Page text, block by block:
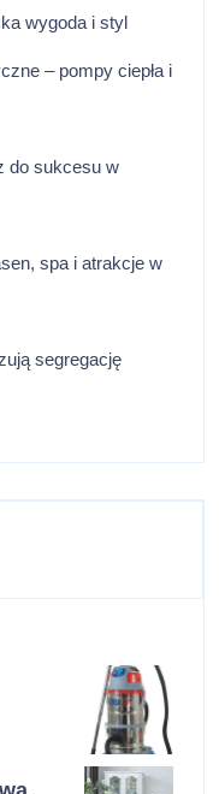
wygoda i styl
– pompy ciepła i
do sukcesu w
spa i atrakcje w
segregację